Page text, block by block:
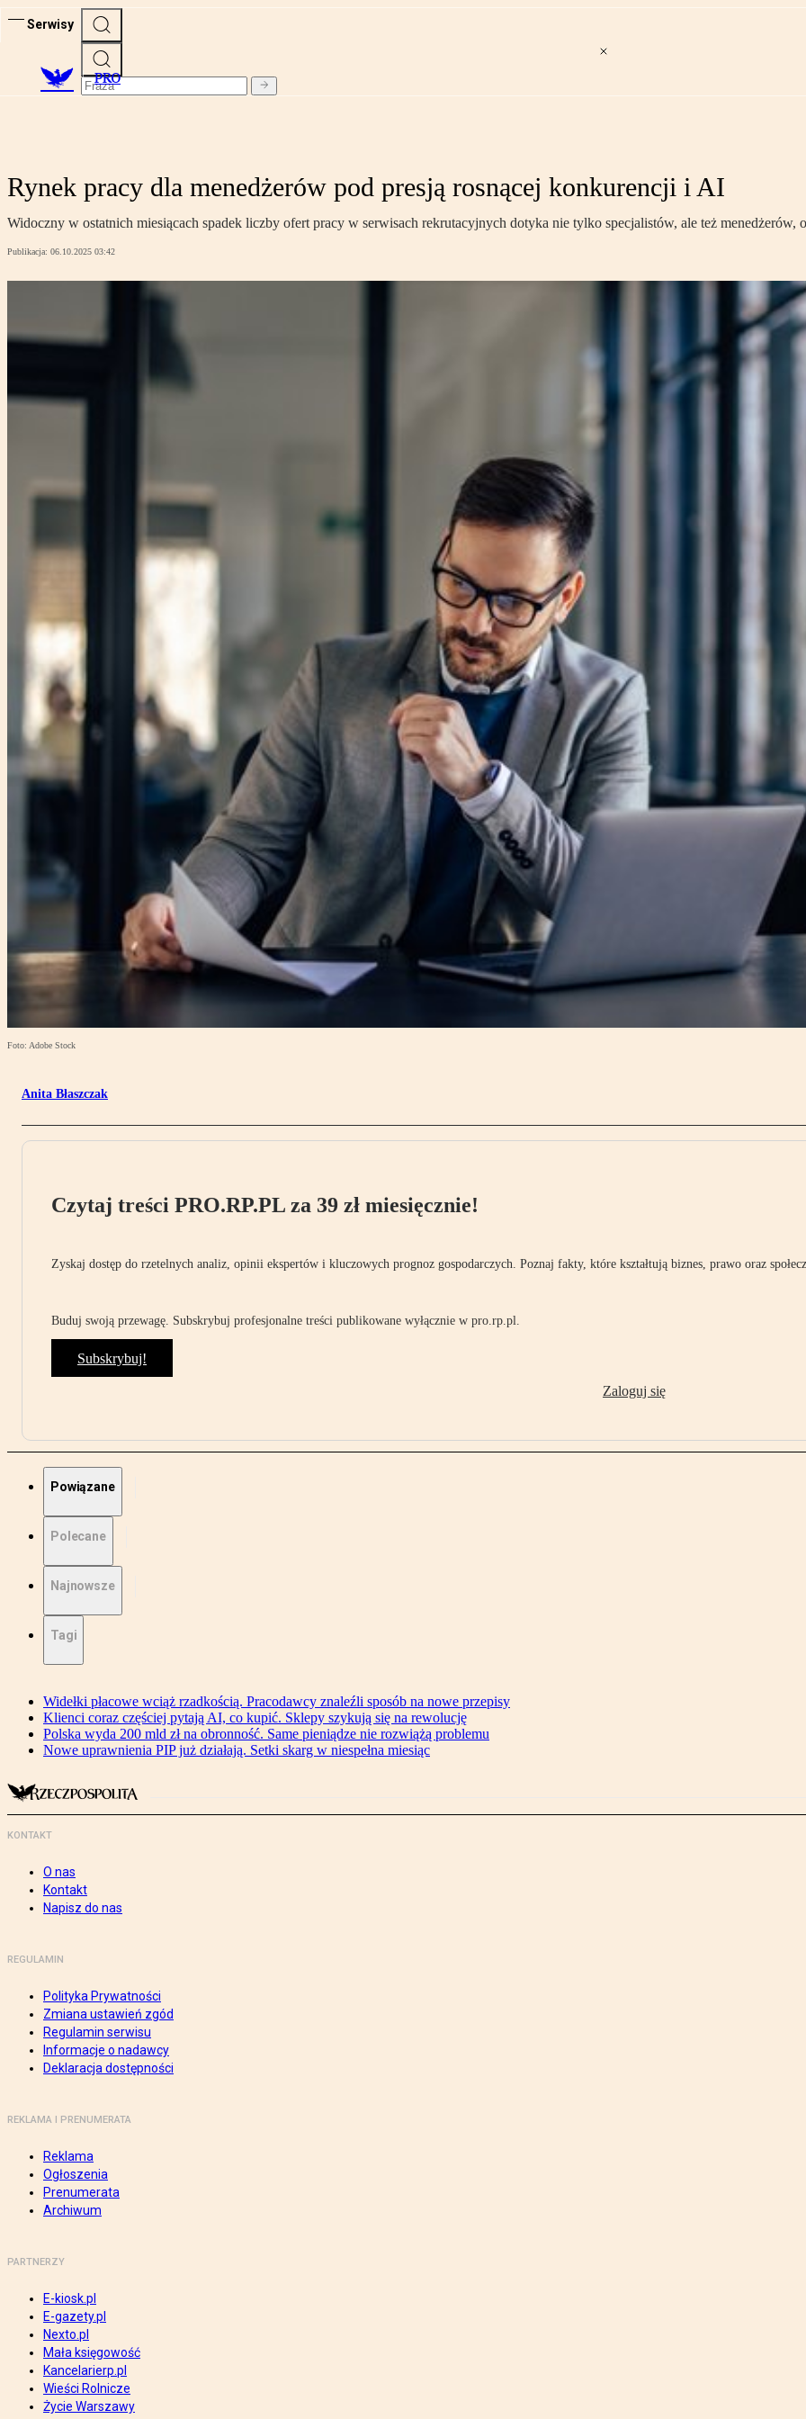
Serwisy
PRO
Rynek pracy dla menedżerów pod presją rosnącej konkurencji i AI
Widoczny w ostatnich miesiącach spadek liczby ofert pracy w serwisach rekrutacyjnych dotyka nie tylko specjalistów, ale też
Publikacja: 06.10.2025 03:42
Foto: Adobe Stock
Anita Błaszczak
Czytaj treści PRO.RP.PL za 39 zł miesięcznie!
Zyskaj dostęp do rzetelnych analiz, opinii ekspertów i kluczowych prognoz gospodarczych. Poznaj fakty, które kształtują biznes, prawo oraz
Buduj swoją przewagę. Subskrybuj profesjonalne treści publikowane wyłącznie w pro.rp.pl.
Subskrybuj!
Zaloguj się
Powiązane
Polecane
Najnowsze
Tagi
Widełki płacowe wciąż rzadkością. Pracodawcy znaleźli sposób na nowe przepisy
Klienci coraz częściej pytają AI, co kupić. Sklepy szykują się na rewolucję
Polska wyda 200 mld zł na obronność. Same pieniądze nie rozwiążą problemu
Nowe uprawnienia PIP już działają. Setki skarg w niespełna miesiąc
KONTAKT
O nas
Kontakt
Napisz do nas
REGULAMIN
Polityka Prywatności
Zmiana ustawień zgód
Regulamin serwisu
Informacje o nadawcy
Deklaracja dostępności
REKLAMA I PRENUMERATA
Reklama
Ogłoszenia
Prenumerata
Archiwum
PARTNERZY
E-kiosk.pl
E-gazety.pl
Nexto.pl
Mała księgowość
Kancelarierp.pl
Wieści Rolnicze
Życie Warszawy